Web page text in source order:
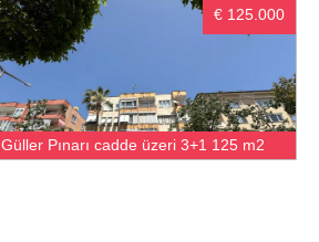
Güller Pınarı cadde üzeri 3+1 125 m2
€ 125.000